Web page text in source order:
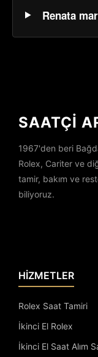
Renata
SAATÇİ
1967'den beri
Rolex, Cariter ve
tamir, bakım ve
biliyoruz.
HİZMETLER
Rolex Saat Tamiri
İkinci El Rolex
İkinci El Saat Alım